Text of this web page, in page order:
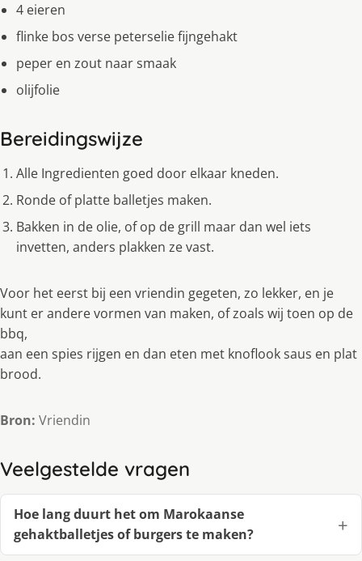
4 eieren
flinke bos verse peterselie fijngehakt
peper en zout naar smaak
olijfolie
Bereidingswijze
Alle Ingredienten goed door elkaar kneden.
Ronde of platte balletjes maken.
Bakken in de olie, of op de grill maar dan wel iets
invetten, anders plakken ze vast.
Voor het eerst bij een vriendin gegeten, zo lekker, en je
kunt er andere vormen van maken, of zoals wij toen op de
bbq,
aan een spies rijgen en dan eten met knoflook saus en plat
brood.
Bron: Vriendin
Veelgestelde vragen
Hoe lang duurt het om Marokaanse
gehaktballetjes of burgers te maken?